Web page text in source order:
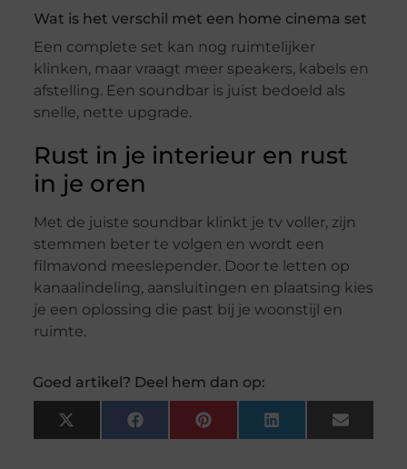
Wat is het verschil met een home cinema set
Een complete set kan nog ruimtelijker
klinken, maar vraagt meer speakers, kabels en
afstelling. Een soundbar is juist bedoeld als
snelle, nette upgrade.
Rust in je interieur en rust
in je oren
Met de juiste soundbar klinkt je tv voller, zijn
stemmen beter te volgen en wordt een
filmavond meeslepender. Door te letten op
kanaalindeling, aansluitingen en plaatsing kies
je een oplossing die past bij je woonstijl en
ruimte.
Goed artikel? Deel hem dan op:
X
(Twitter)
FacebookPinterestLinkedInEmail